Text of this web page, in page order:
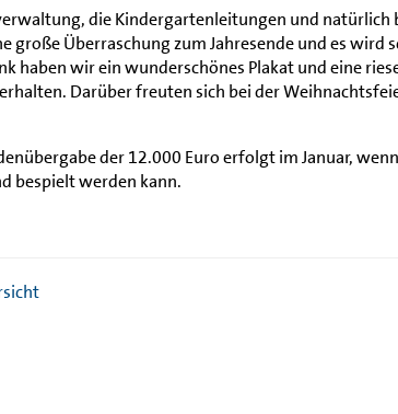
die Kindergartenleitungen und natürlich
große Überraschung zum Jahresende und es wird
haben wir ein wunderschönes Plakat und eine
Darüber freuten sich bei der
der 12.000 Euro erfolgt im Januar,
bespielt werden kann.